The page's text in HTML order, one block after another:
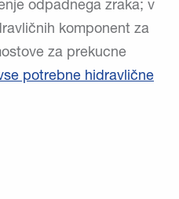
odpadnega zraka; v
komponent za
za prekucne
potrebne hidravlične